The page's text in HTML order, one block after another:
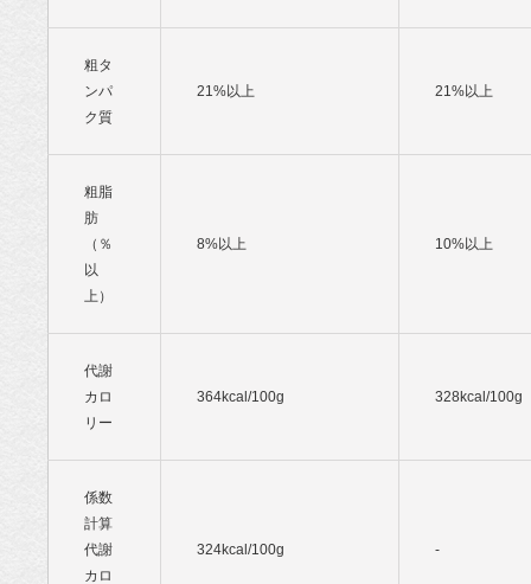
粗タ
ンパ
ク質
21%以上 21%以上
粗脂
肪
（％
以
上）
8%以上 10%以上
代謝
カロ
リー
364kcal/100g 328kcal/100g
係数
計算
代謝
カロ
324kcal/100g -